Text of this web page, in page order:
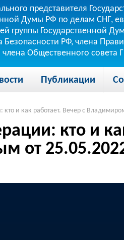
представителя
Думы РФ по делам СНГ,
группы Государственной
Безопасности РФ, члена
члена Общественного совета
Публикации
и как работает. Вечер с
кто и
от